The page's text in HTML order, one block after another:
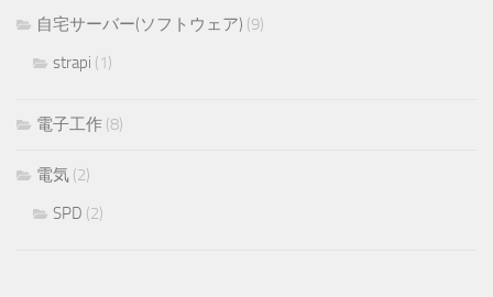
自宅サーバー(ソフトウェア) (9)
strapi (1)
電子工作 (8)
電気 (2)
SPD (2)